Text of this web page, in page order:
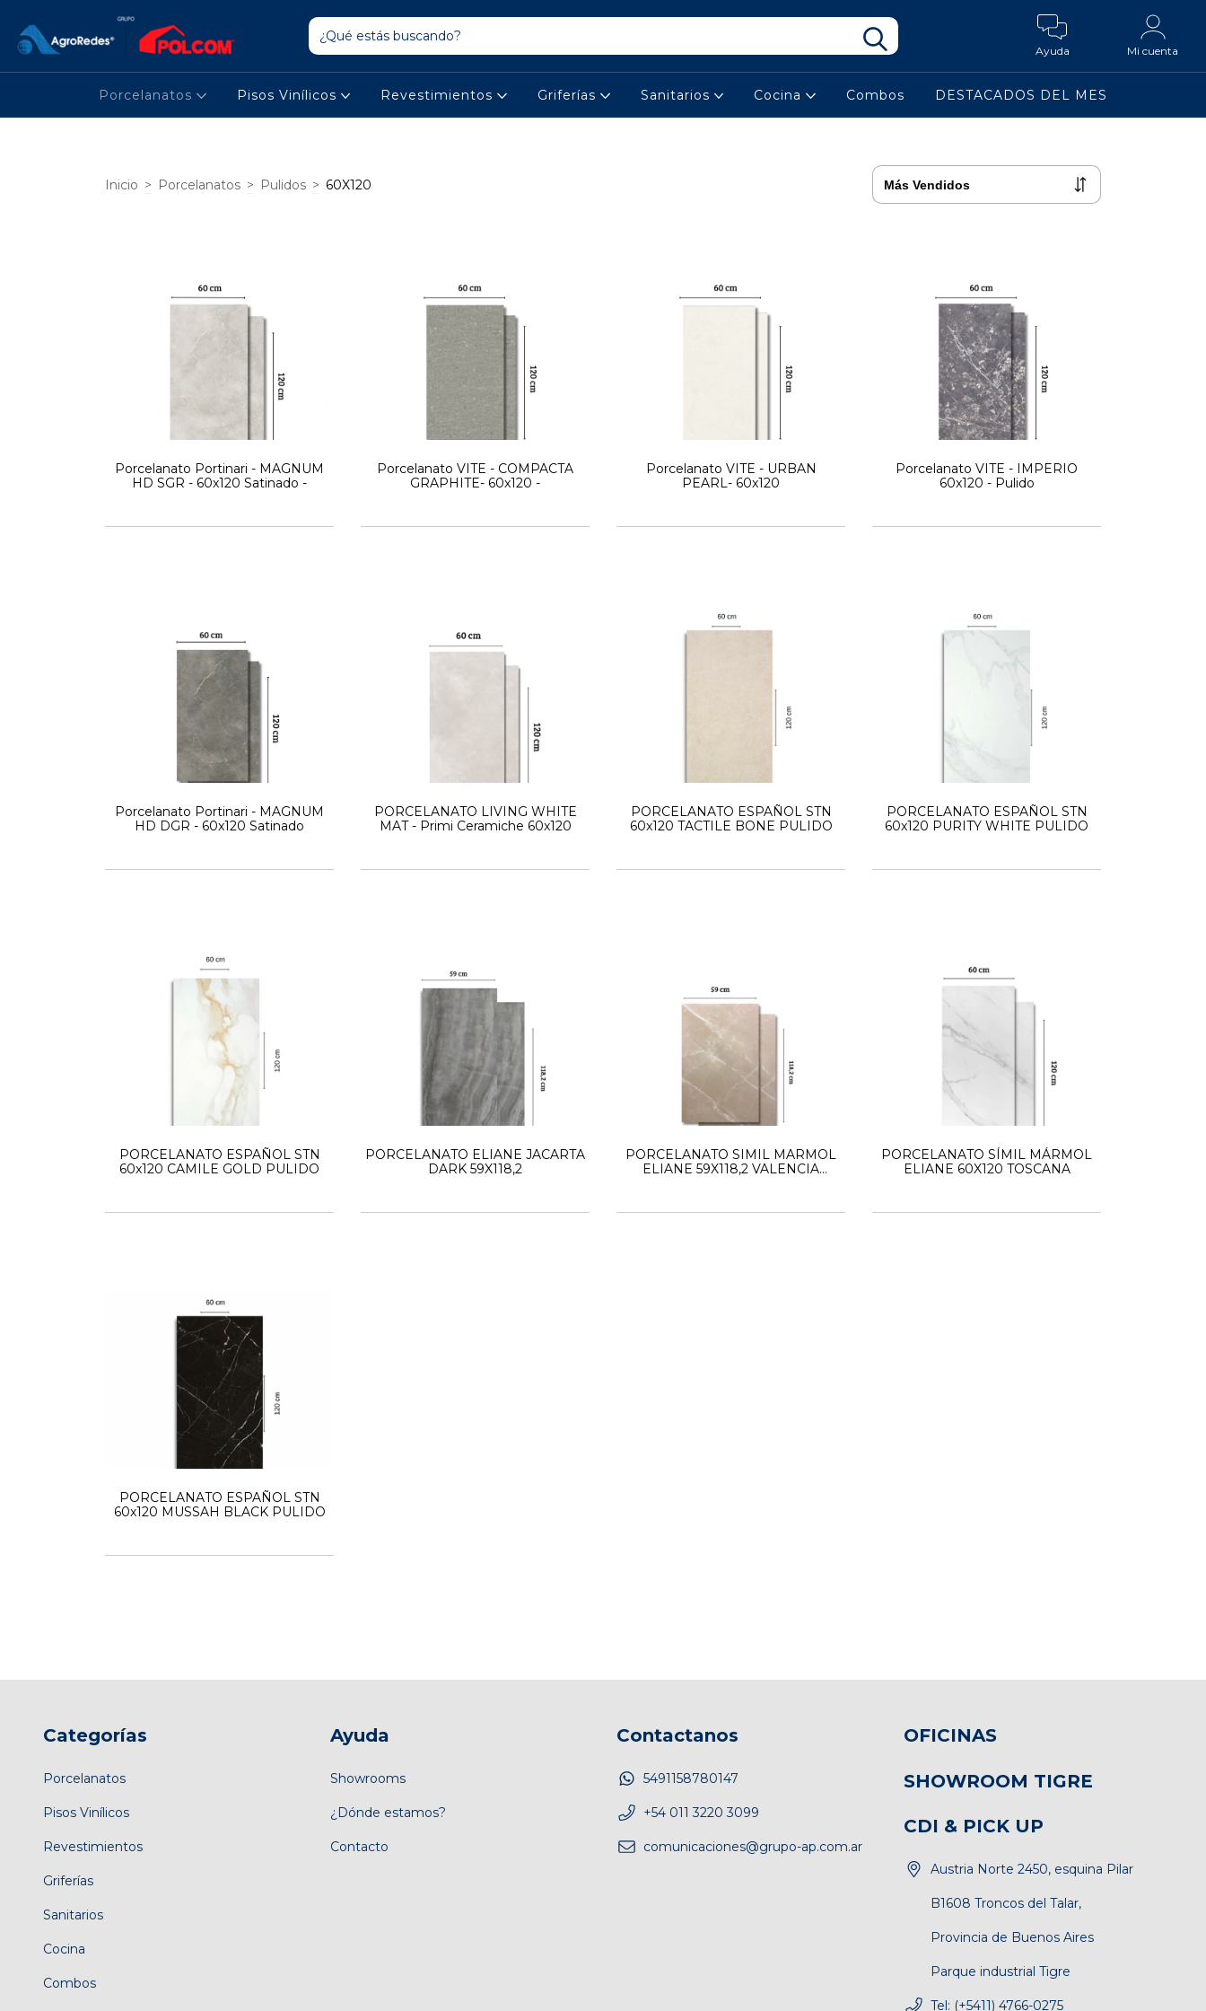
Ayuda Mi cuenta
Porcelanatos Pisos Vinílicos Revestimientos Griferías Sanitarios Cocina Combos DESTACADOS DEL MES
Inicio > Porcelanatos > Pulidos > 60X120
Porcelanato Portinari - MAGNUM
HD SGR - 60x120 Satinado -
Porcelanato VITE - COMPACTA
GRAPHITE- 60x120 -
Porcelanato VITE - URBAN
PEARL- 60x120
Porcelanato VITE - IMPERIO
60x120 - Pulido
Porcelanato Portinari - MAGNUM
HD DGR - 60x120 Satinado
PORCELANATO LIVING WHITE
MAT - Primi Ceramiche 60x120
PORCELANATO ESPAÑOL STN
60x120 TACTILE BONE PULIDO
PORCELANATO ESPAÑOL STN
60x120 PURITY WHITE PULIDO
PORCELANATO ESPAÑOL STN
60x120 CAMILE GOLD PULIDO
PORCELANATO ELIANE JACARTA
DARK 59X118,2
PORCELANATO SIMIL MARMOL
ELIANE 59X118,2 VALENCIA
PORCELANATO SÍMIL MÁRMOL
ELIANE 60X120 TOSCANA
PORCELANATO ESPAÑOL STN
60x120 MUSSAH BLACK PULIDO
Categorías
Porcelanatos
Pisos Vinílicos
Revestimientos
Griferías
Sanitarios
Cocina
Combos
Ayuda
Showrooms
¿Dónde estamos?
Contacto
Contactanos
5491158780147
+54 011 3220 3099
comunicaciones@grupo-ap.com.ar
OFICINAS
SHOWROOM TIGRE
CDI & PICK UP
Austria Norte 2450, esquina Pilar
B1608 Troncos del Talar,
Provincia de Buenos Aires
Parque industrial Tigre
Tel: (+5411) 4766-0275